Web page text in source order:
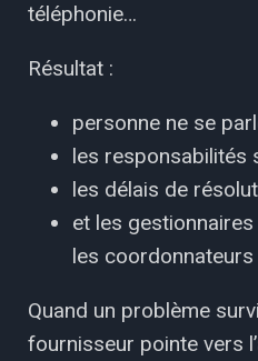
téléphonie…
Résultat :
personne ne se
les responsabilités
les délais de
et les
les coordonnateurs
Quand un problème
fournisseur pointe vers